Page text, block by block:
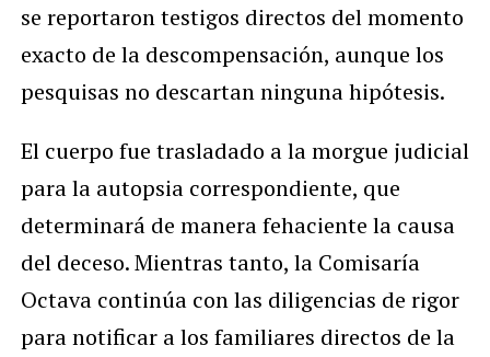
se reportaron testigos directos del momento
exacto de la descompensación, aunque los
pesquisas no descartan ninguna hipótesis.
El cuerpo fue trasladado a la morgue judicial
para la autopsia correspondiente, que
determinará de manera fehaciente la causa
del deceso. Mientras tanto, la Comisaría
Octava continúa con las diligencias de rigor
para notificar a los familiares directos de la